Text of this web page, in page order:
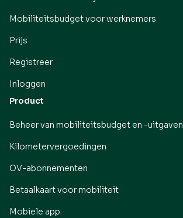
Mobiliteitsbudget voor werknemers
Prijs
Registreer
Inloggen
Product
Beheer van mobiliteitsbudget en -uitgaven
Kilometervergoedingen
OV-abonnementen
Betaalkaart voor mobiliteit
Mobiele app